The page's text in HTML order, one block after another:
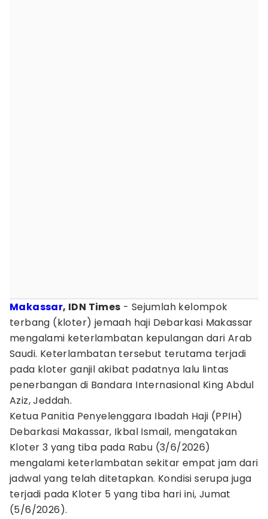
Makassar, IDN Times - Sejumlah kelompok
terbang (kloter) jemaah haji Debarkasi Makassar
mengalami keterlambatan kepulangan dari Arab
Saudi. Keterlambatan tersebut terutama terjadi
pada kloter ganjil akibat padatnya lalu lintas
penerbangan di Bandara Internasional King Abdul
Aziz, Jeddah.
Ketua Panitia Penyelenggara Ibadah Haji (PPIH)
Debarkasi Makassar, Ikbal Ismail, mengatakan
Kloter 3 yang tiba pada Rabu (3/6/2026)
mengalami keterlambatan sekitar empat jam dari
jadwal yang telah ditetapkan. Kondisi serupa juga
terjadi pada Kloter 5 yang tiba hari ini, Jumat
(5/6/2026).